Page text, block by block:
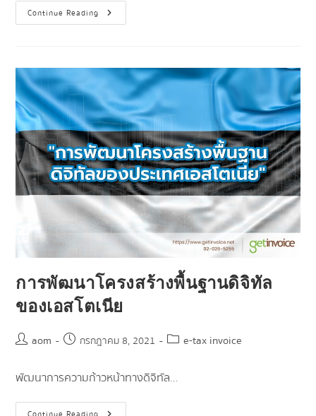
Continue Reading
การพัฒนาโครงสร้างพื้นฐานดิจิทัล
ของเอสโตเนีย
aom กรกฎาคม 8, 2021 e-tax invoice
พัฒนาการความก้าวหน้าทางดิจิทัล…